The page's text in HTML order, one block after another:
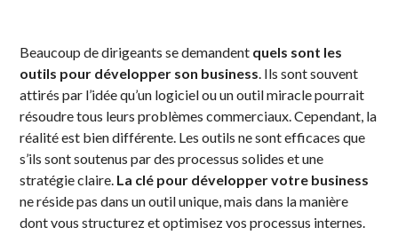
Beaucoup de dirigeants se demandent quels sont les
outils pour développer son business. Ils sont souvent
attirés par l’idée qu’un logiciel ou un outil miracle pourrait
résoudre tous leurs problèmes commerciaux. Cependant, la
réalité est bien différente. Les outils ne sont efficaces que
s’ils sont soutenus par des processus solides et une
stratégie claire. La clé pour développer votre business
ne réside pas dans un outil unique, mais dans la manière
dont vous structurez et optimisez vos processus internes.